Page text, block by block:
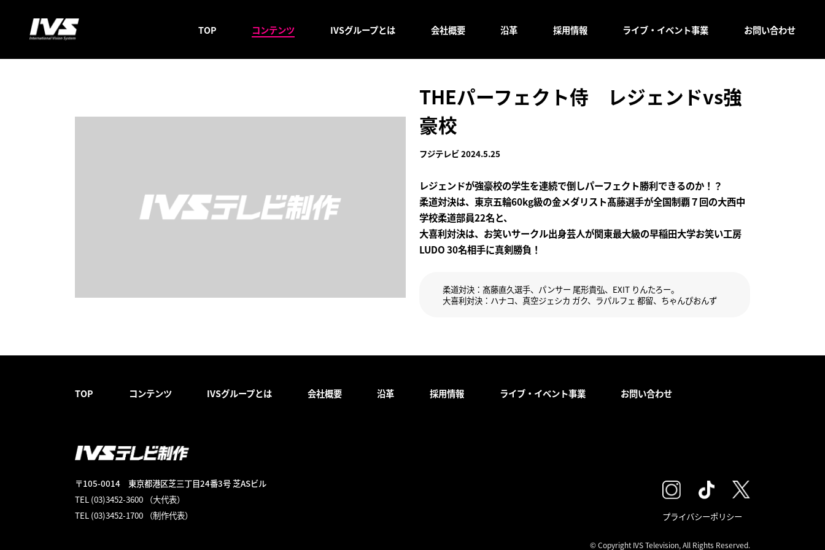
TOP コンテンツ IVSグループとは 会社概要 沿革 採用情報 ライブ・イベント事業 お問い合わせ
THEパーフェクト侍 レジェンドvs強
豪校
フジテレビ 2024.5.25
レジェンドが強豪校の学生を連続で倒しパーフェクト勝利できるのか！？
柔道対決は、東京五輪60kg級の金メダリスト髙藤選手が全国制覇７回の大西中
学校柔道部員22名と、
大喜利対決は、お笑いサークル出身芸人が関東最大級の早稲田大学お笑い工房
LUDO 30名相手に真剣勝負！
柔道対決：髙藤直久選手、パンサー 尾形貴弘、EXIT りんたろー。
大喜利対決：ハナコ、真空ジェシカ ガク、ラパルフェ 都留、ちゃんぴおんず
TOP コンテンツ IVSグループとは 会社概要 沿革 採用情報 ライブ・イベント事業 お問い合わせ
〒105-0014 東京都港区芝三丁目24番3号 芝ASビル
TEL (03)3452-3600 （大代表）
TEL (03)3452-1700 （制作代表）
プライバシーポリシー
© Copyright IVS Television, All Rights Reserved.